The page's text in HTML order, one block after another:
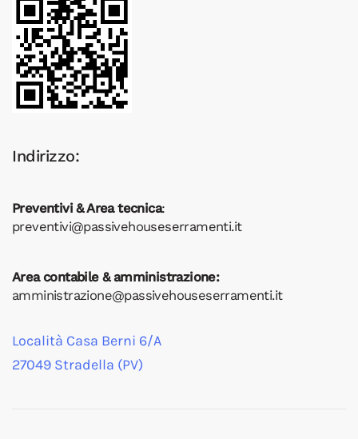
Indirizzo:
Preventivi & Area tecnica:
preventivi@passivehouseserramenti.it
Area contabile & amministrazione:
amministrazione@passivehouseserramenti.it
Località Casa Berni 6/A
27049 Stradella (PV)